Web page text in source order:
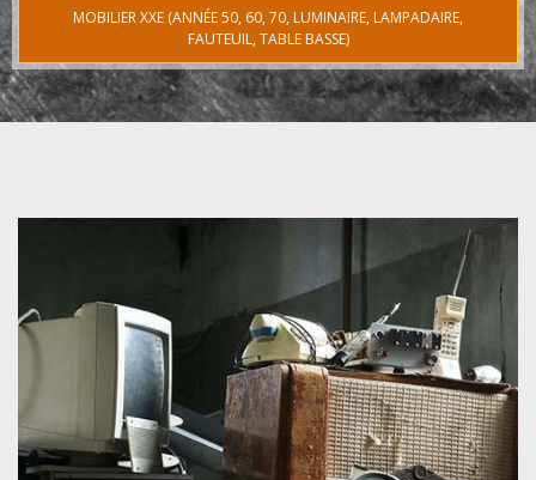
MOBILIER XXE (ANNÉE 50, 60, 70, LUMINAIRE, LAMPADAIRE,
FAUTEUIL, TABLE BASSE)